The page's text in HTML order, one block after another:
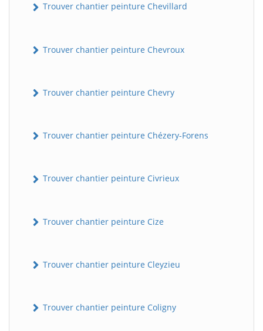
Trouver chantier peinture Chevillard
Trouver chantier peinture Chevroux
Trouver chantier peinture Chevry
Trouver chantier peinture Chézery-Forens
Trouver chantier peinture Civrieux
Trouver chantier peinture Cize
Trouver chantier peinture Cleyzieu
Trouver chantier peinture Coligny